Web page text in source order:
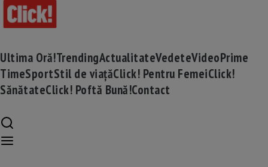
Ultima Oră!TrendingActualitateVedeteVideoPrime
TimeSportStil de viațăClick! Pentru FemeiClick!
SănătateClick! Poftă Bună!Contact